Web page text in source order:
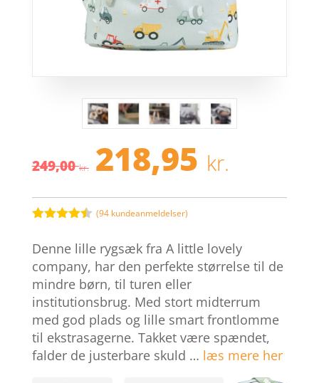
249,00kr. Den
oprindelige
pris
var:
249,00 kr..
218,95 kr.
pris
er:
ud af 5
baseret
på
kundebedø
mmelser
(94 kundeanmeldelser)
Denne lille rygsæk fra A little lovely
company, har den perfekte størrelse til de
mindre børn, til turen eller
institutionsbrug. Med stort midterrum
med god plads og lille smart frontlomme
til ekstrasagerne. Takket være spændet,
falder de justerbare skuld … læs mere her